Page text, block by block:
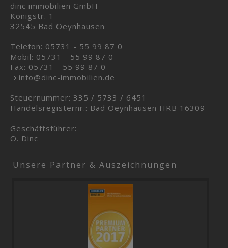
dinc immobilien GmbH
Königstr. 1
32545 Bad Oeynhausen
Telefon: 05731 - 55 99 87 0
Mobil: 05731 - 55 99 87 0
Fax: 05731 - 55 99 87 0
info@dinc-immobilien.de
Steuernummer: 335 / 5733 / 6451
Handelsregisternr.: Bad Oeynhausen HRB 16309
Geschäftsführer:
Ö. Dinc
Unsere Partner & Auszeichnungen